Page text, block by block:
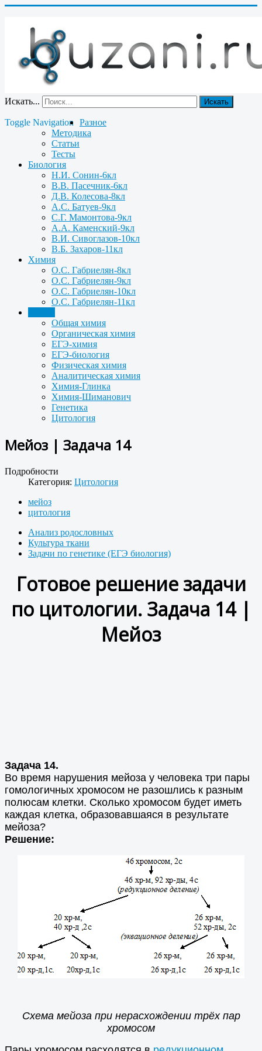
Искать... Искать
Toggle Navigation
Разное
Методика
Статьи
Тесты
Биология
Н.И. Сонин-6кл
В.В. Пасечник-6кл
Д.В. Колесова-8кл
А.С. Батуев-9кл
С.Г. Мамонтова-9кл
А.А. Каменский-9кл
В.И. Сивоглазов-10кл
В.Б. Захаров-11кл
Химия
О.С. Габриелян-8кл
О.С. Габриелян-9кл
О.С. Габриелян-10кл
О.С. Габриелян-11кл
Общая химия
Органическая химия
ЕГЭ-химия
ЕГЭ-биология
Физическая химия
Аналитическая химия
Химия-Глинка
Химия-Шиманович
Генетика
Цитология
Мейоз | Задача 14
Подробности
Категория: Цитология
мейоз
цитология
Анализ родословных
Культура ткани
Задачи по генетике (ЕГЭ биология)
Готовое решение задачи
по цитологии. Задача 14 |
Мейоз
Задача 14.
Во время нарушения мейоза у человека три пары
гомологичных хромосом не разошлись к разным
полюсам клетки. Сколько хромосом будет иметь
каждая клетка, образовавшаяся в результате
мейоза?
Решение:
Схема мейоза при нерасхождении трёх пар
хромосом